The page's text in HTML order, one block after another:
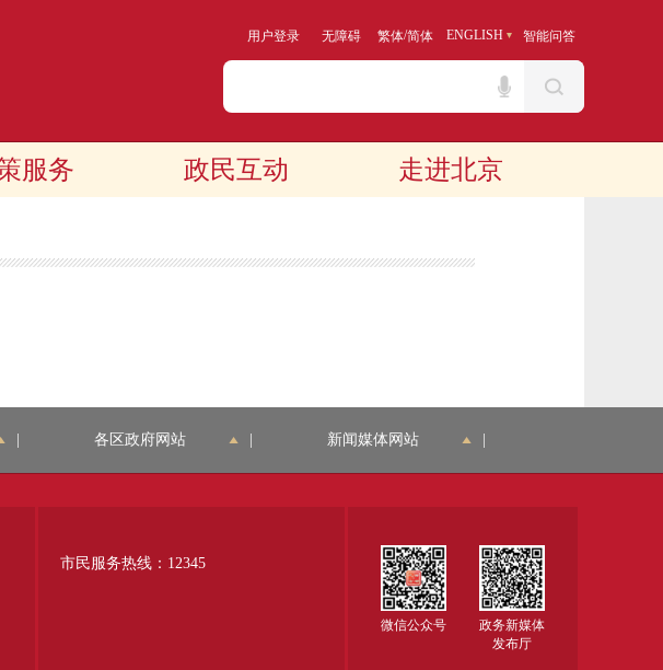
用户登录 无障碍 繁体/简体 ENGLISH 智能问答
服务 政民互动 走进北京
各区政府网站 新闻媒体网站
市民服务热线：12345
微信公众号
政务新媒体
发布厅